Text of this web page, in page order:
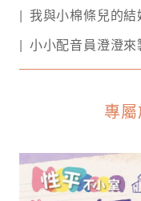
我與小棉條兒的結
小小配音員澄澄來
專